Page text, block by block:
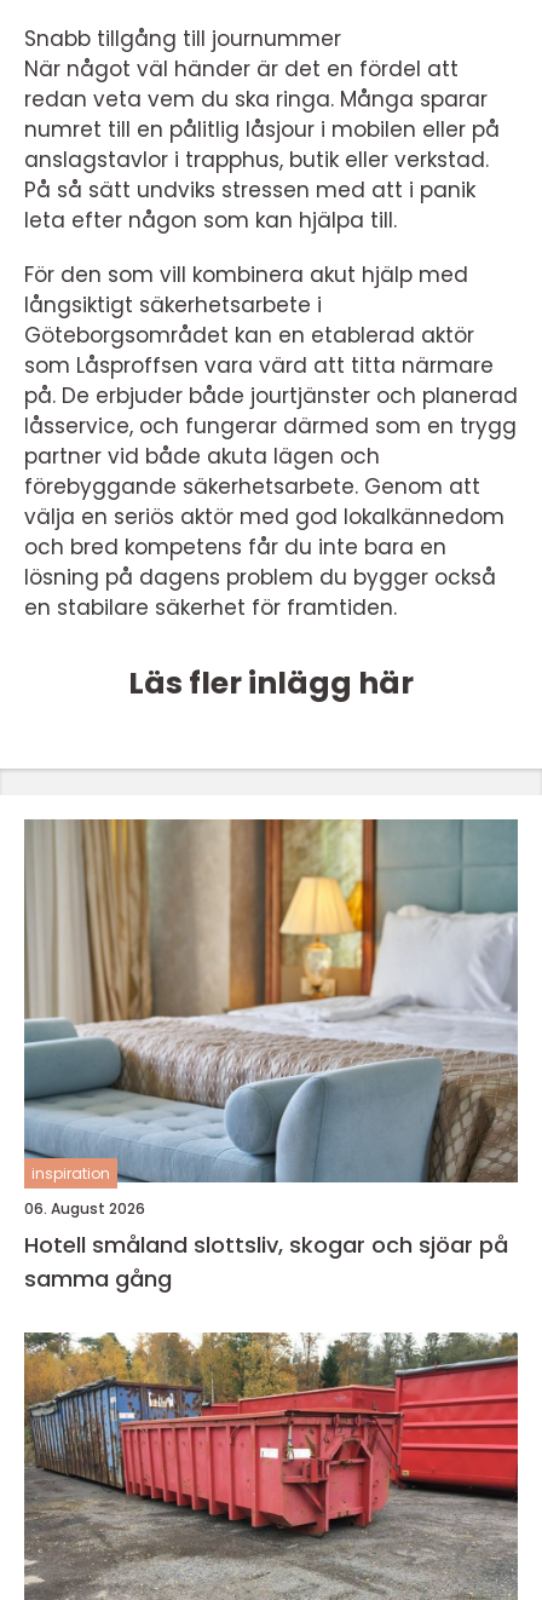
Snabb tillgång till journummer
När något väl händer är det en fördel att
redan veta vem du ska ringa. Många sparar
numret till en pålitlig låsjour i mobilen eller på
anslagstavlor i trapphus, butik eller verkstad.
På så sätt undviks stressen med att i panik
leta efter någon som kan hjälpa till.
För den som vill kombinera akut hjälp med
långsiktigt säkerhetsarbete i
Göteborgsområdet kan en etablerad aktör
som Låsproffsen vara värd att titta närmare
på. De erbjuder både jourtjänster och planerad
låsservice, och fungerar därmed som en trygg
partner vid både akuta lägen och
förebyggande säkerhetsarbete. Genom att
välja en seriös aktör med god lokalkännedom
och bred kompetens får du inte bara en
lösning på dagens problem du bygger också
en stabilare säkerhet för framtiden.
Läs fler inlägg här
inspiration
06. August 2026
Hotell småland slottsliv, skogar och sjöar på
samma gång